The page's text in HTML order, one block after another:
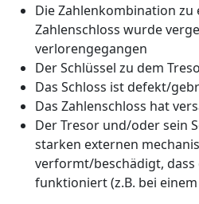
Die Zahlenkombination zu
Zahlenschloss wurde
verlorengegangen
Der Schlüssel zu dem
Das Schloss ist defekt/
Das Zahlenschloss hat
Der Tresor und/oder sein
starken externen
verformt/beschädigt, dass
funktioniert (z.B. bei